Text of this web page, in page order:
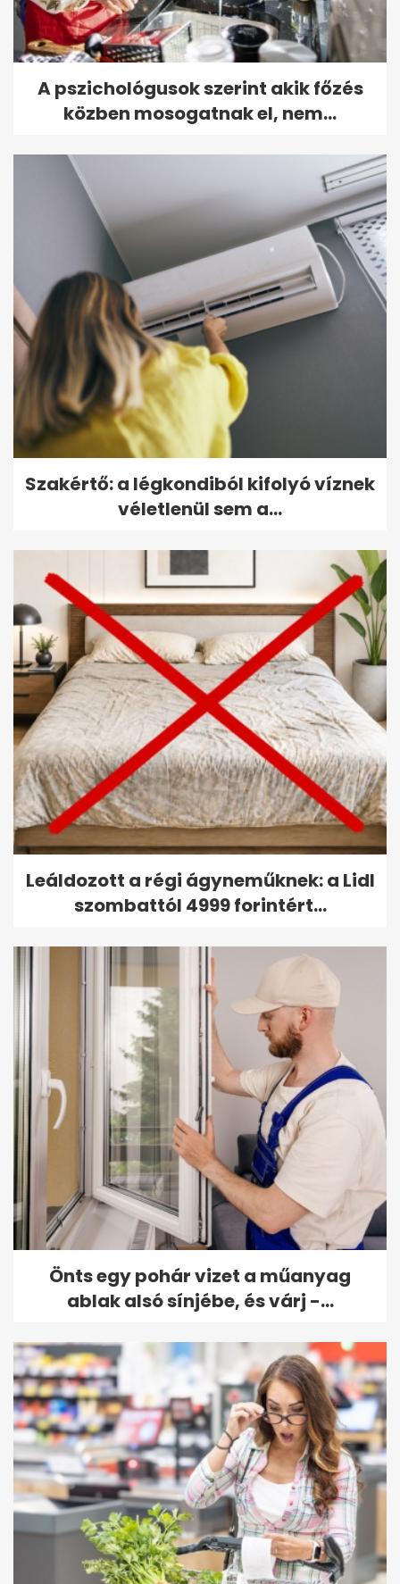
A pszichológusok szerint akik főzés
közben mosogatnak el, nem...
Szakértő: a légkondiból kifolyó víznek
véletlenül sem a...
Leáldozott a régi ágyneműknek: a Lidl
szombattól 4999 forintért...
Önts egy pohár vizet a műanyag
ablak alsó sínjébe, és várj -...